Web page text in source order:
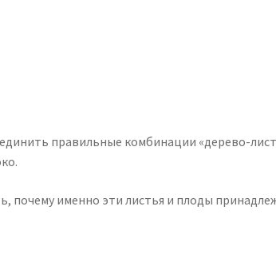
правильные комбинации «дерево-
почему именно эти листья и плоды